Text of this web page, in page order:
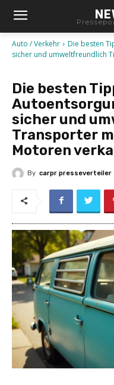
Auto / Verkehr
Die besten
sicher und umweltfreundlich
Die besten
sicher und
Transporter
Motoren
By carpr presseverteiler